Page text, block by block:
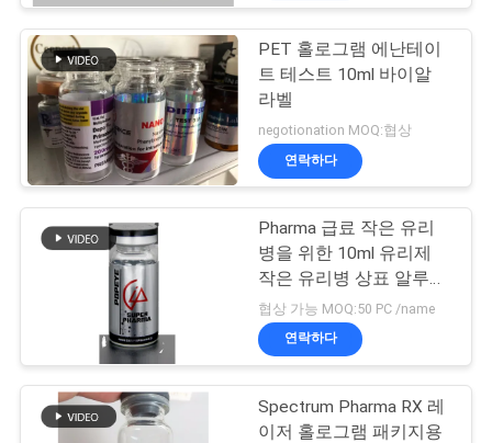
뉴
스
경
우
트
안전 홀로그램 스티
커
27
약제 포장 상자
PET 홀로그램 에난테이
트 테스트 10ml 바이알
라벨
negotionation MOQ:협상
연락하다
Pharma 급료 작은 유리
병을 위한 10ml 유리제
작은 유리병 상표 알루미
늄 호일 인쇄
협상 가능 MOQ:50 PC /name
연락하다
Spectrum Pharma RX 레
이저 홀로그램 패키지용